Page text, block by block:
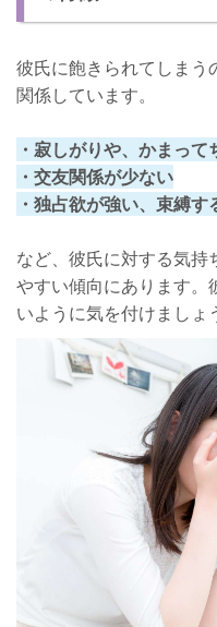
彼氏に飽きられてしまう
関係しています。
・寂しがりや、かまって
・交友関係が少ない
・独占欲が強い、束縛す
など、彼氏に対する気
やすい傾向にあります。
いように気を付けましょ